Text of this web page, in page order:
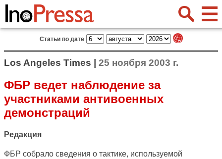
Статьи по дате
Los Angeles Times | 25 ноября 2003 г.
ФБР ведет наблюдение за
участниками антивоенных
демонстраций
Редакция
ФБР собрало сведения о тактике, используемой